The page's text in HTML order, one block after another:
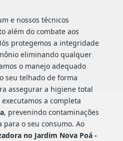
e nossos técnicos
além do combate aos
protegemos a integridade
eliminando qualquer
o manejo adequado
seu telhado de forma
assegurar a higiene total
a completa
, prevenindo contaminações
o seu consumo. Ao
no Jardim Nova Poá -